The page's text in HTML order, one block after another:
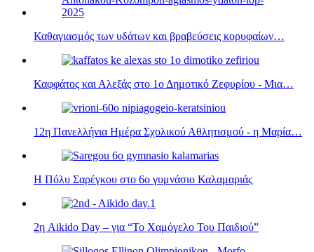
Καθαγιασμός των υδάτων και βραβεύσεις κορυφαίων…
Καφφάτος και Αλεξάς στο 1ο Δημοτικό Ζεφυρίου - Μια…
12η Πανελλήνια Ημέρα Σχολικού Αθλητισμού - η Μαρία…
Η Πόλυ Σαρέγκου στο 6ο γυμνάσιο Καλαμαριάς
2η Aikido Day – για “Το Χαμόγελο Του Παιδιού”